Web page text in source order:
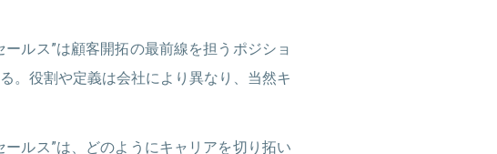
る新規顧客開拓、既存顧客深耕、チームメンバー
シャル営業 ストラテジック営業本部本部長を務
年から執行役員に就任。2024年5月、ユーザ
ルス”は顧客開拓の最前線を担うポジショ
。役割や定義は会社により異なり、当然キ
ルス”は、どのようにキャリアを切り拓い